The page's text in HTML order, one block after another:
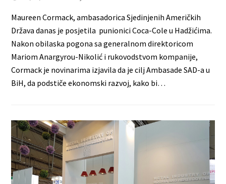
Maureen Cormack, ambasadorica Sjedinjenih Američkih
Država danas je posjetila punionici Coca-Cole u Hadžićima.
Nakon obilaska pogona sa generalnom direktoricom
Mariom Anargyrou-Nikolić i rukovodstvom kompanije,
Cormack je novinarima izjavila da je cilj Ambasade SAD-a u
BiH, da podstiče ekonomski razvoj, kako bi…